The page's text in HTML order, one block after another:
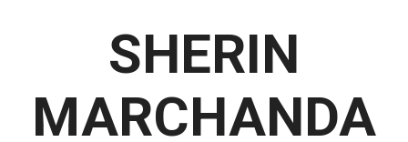
SHERIN
MARCHANDA